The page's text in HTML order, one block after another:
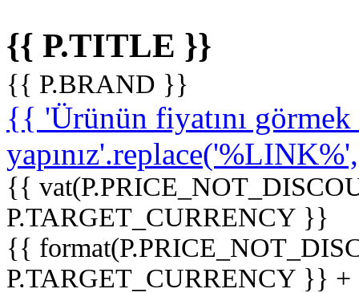
{{ P.TITLE }}
{{ P.BRAND }}
{{ 'Ürünün fiyatını
{{
P.TARGET_CURRENCY }}
{{
P.TARGET_CURRENCY }}